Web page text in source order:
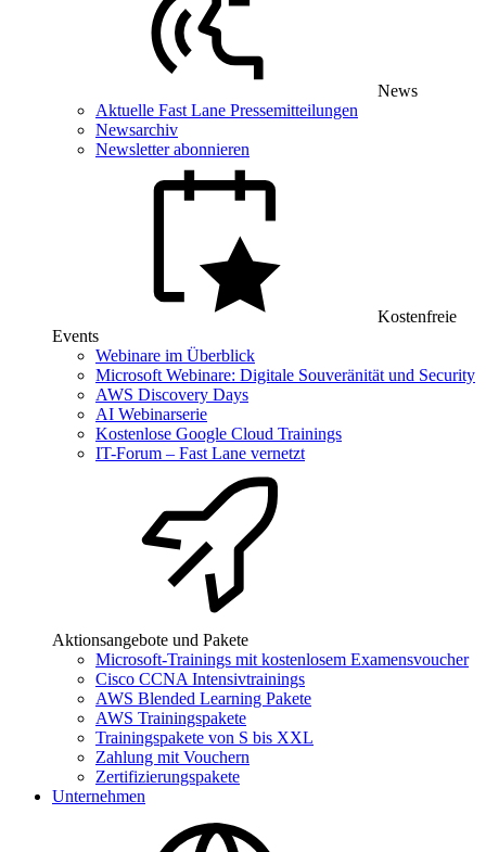
News
Aktuelle Fast Lane Pressemitteilungen
Newsarchiv
Newsletter abonnieren
Kostenfreie
Events
Webinare im Überblick
Microsoft Webinare: Digitale Souveränität und Security
AWS Discovery Days
AI Webinarserie
Kostenlose Google Cloud Trainings
IT-Forum – Fast Lane vernetzt
Aktionsangebote und Pakete
Microsoft-Trainings mit kostenlosem Examensvoucher
Cisco CCNA Intensivtrainings
AWS Blended Learning Pakete
AWS Trainingspakete
Trainingspakete von S bis XXL
Zahlung mit Vouchern
Zertifizierungspakete
Unternehmen